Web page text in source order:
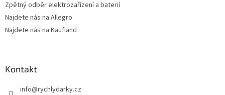
Zpětný odběr elektrozařízení a baterií
Najdete nás na Allegro
Najdete nás na Kaufland
Kontakt
info@rychlydarky.cz